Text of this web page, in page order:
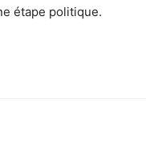
étape politique.